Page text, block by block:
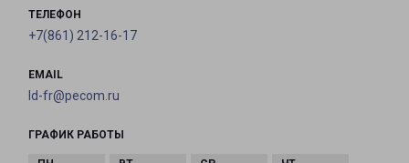
ТЕЛЕФОН
+7(861) 212-16-17
EMAIL
ld-fr@pecom.ru
ГРАФИК РАБОТЫ